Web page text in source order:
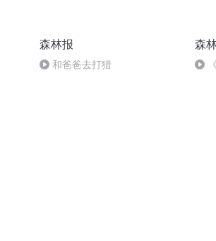
森林报
和爸爸去打猎
森